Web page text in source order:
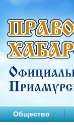
Общество